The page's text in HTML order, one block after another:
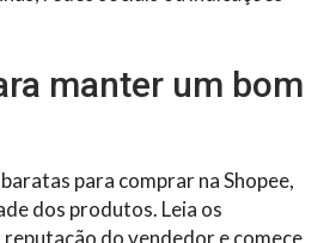
manter um bom
para comprar na Shopee,
dos produtos. Leia os